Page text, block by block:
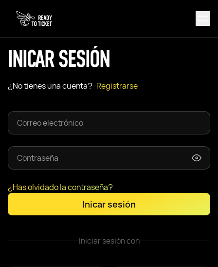
INICAR SESIÓN
¿No tienes una cuenta? Registrarse
¿Has olvidado la contraseña?
Inicar sesión
Iniciar sesión con